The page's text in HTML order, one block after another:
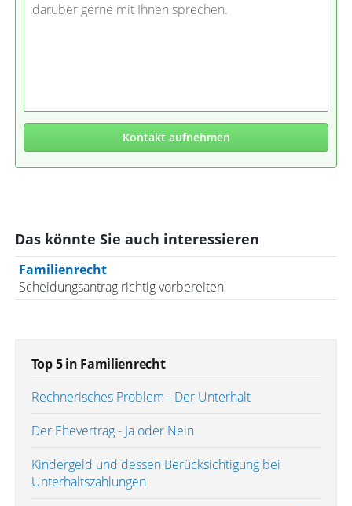
darüber gerne mit Ihnen sprechen.
Kontakt aufnehmen
Das könnte Sie auch interessieren
Familienrecht
Scheidungsantrag richtig vorbereiten
Top 5 in Familienrecht
Rechnerisches Problem - Der Unterhalt
Der Ehevertrag - Ja oder Nein
Kindergeld und dessen Berücksichtigung bei
Unterhaltszahlungen